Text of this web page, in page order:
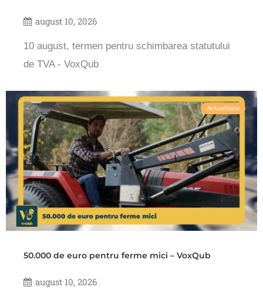
august 10, 2026
10 august, termen pentru schimbarea statutului
de TVA - VoxQub
Actualitate
50.000 de euro pentru ferme mici – VoxQub
august 10, 2026